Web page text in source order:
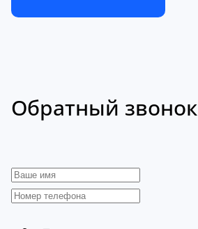
Обратный звонок